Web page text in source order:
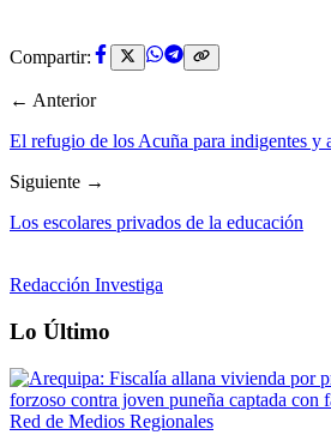
Compartir:
← Anterior
El refugio de los Acuña para indigentes y
Siguiente →
Los escolares privados de la educación
Redacción Investiga
Lo Último
Red de Medios Regionales